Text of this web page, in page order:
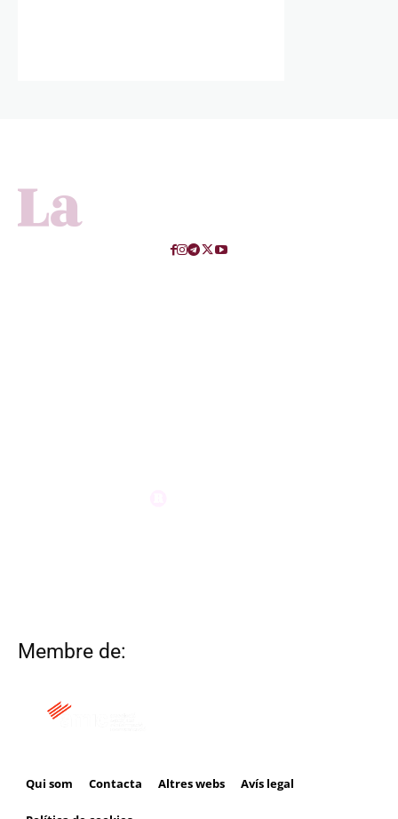
Membre de:
Qui som Contacta Altres webs Avís legal